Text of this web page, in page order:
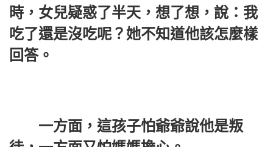
時，女兒疑惑了半天，想了想，說：我
吃了還是沒吃呢？她不知道他該怎麼樣
回答。
一方面，這孩子怕爺爺說他是叛